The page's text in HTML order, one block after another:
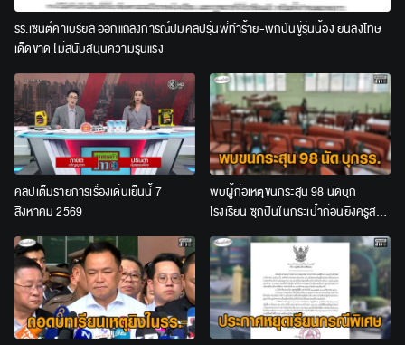
รร.เซนต์คาเบรียล ออกแถลงการณ์ปมคลิปรุ่นพี่ทำร้าย-พกปืนขู่รุ่นน้อง ยันลงโทษ
เด็ดขาด ไม่สนับสนุนความรุนแรง
คลิปเต็มรายการเรื่องเด่นเย็นนี้ 7
สิงหาคม 2569
พบผู้ก่อเหตุขนกระสุน 98 นัดบุก
โรงเรียน ซุกปืนในกระเป๋าก่อนยิงครูสอน
คณิตศาสตร์เป็นคนแรก